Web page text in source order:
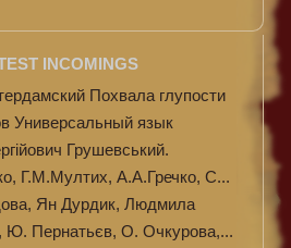
INCOMINGS
Похвала глупости
Универсальный язык
Грушевський.
Г.М.Мултих, А.А.Гречко, С...
Ян Дурдик, Людмила
Ю. Пернатьєв, О. Очкурова,...